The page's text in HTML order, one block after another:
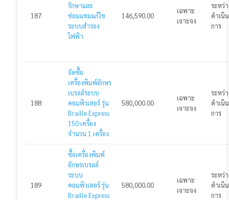
187
รักษาและ
ซ่อมแซมแก้ไข
ระบบสำรอง
ไฟฟ้า
146,590.00
เฉพาะ
เจาะจง
ระหว่
ดำเนิน
การ
188
จัดซื้อ
เครื่องพิมพ์อักษร
เบรลล์ระบบ
คอมพิวเตอร์ รุ่น
Braille Express
150 เครื่อง
จำนวน 1 เครื่อง
580,000.00
เฉพาะ
เจาะจง
ระหว่
ดำเนิน
การ
189
ซื้อเครื่องพิมพ์
อักษรเบรลล์
ระบบ
คอมพิวเตอร์ รุ่น
Braille Express
580,000.00
เฉพาะ
เจาะจง
ระหว่
ดำเนิน
การ